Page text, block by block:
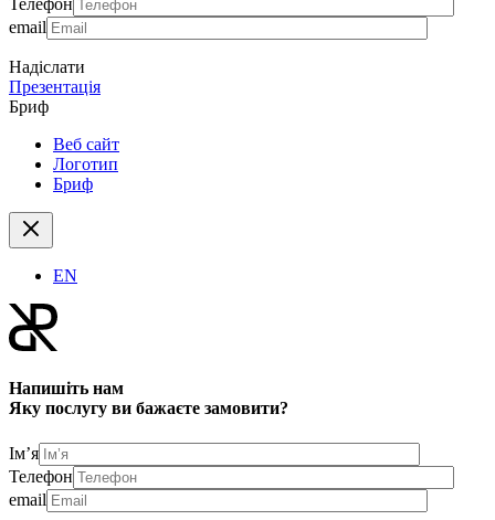
Телефон
email
Надіслати
Презентація
Бриф
Веб сайт
Логотип
Бриф
EN
Напишіть нам
Яку послугу ви бажаєте замовити?
Ім’я
Телефон
email